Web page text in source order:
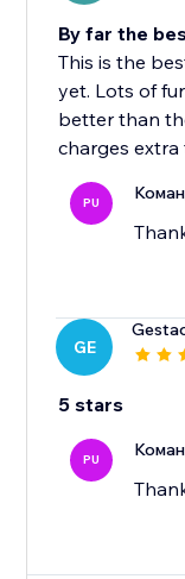
By far the
This is the
yet. Lots of
better than
charges
PU
GE
5 stars
PU